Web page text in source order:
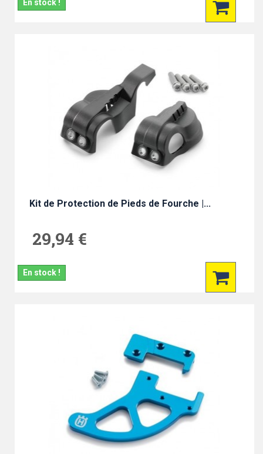
En stock !
Kit de Protection de Pieds de Fourche |...
29,94 €
En stock !